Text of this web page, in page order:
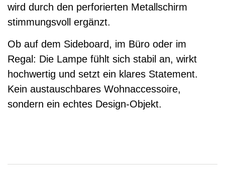
wird durch den perforierten Metallschirm
stimmungsvoll ergänzt.
Ob auf dem Sideboard, im Büro oder im
Regal: Die Lampe fühlt sich stabil an, wirkt
hochwertig und setzt ein klares Statement.
Kein austauschbares Wohnaccessoire,
sondern ein echtes Design-Objekt.